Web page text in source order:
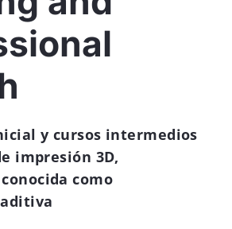
y cursos intermedios
impresión 3D,
como